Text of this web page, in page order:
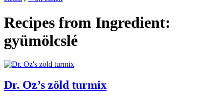
Recipes from Ingredient:
gyümölcslé
Dr. Oz’s zöld turmix